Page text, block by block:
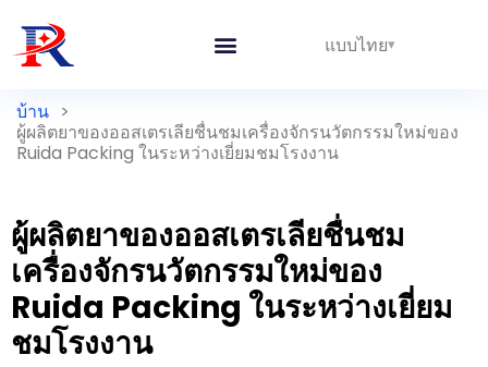
แบบไทย
บ้าน >
ผู้ผลิตยาของออสเตรเลียชื่นชมเครื่องจักรนวัตกรรมใหม่ของ
Ruida Packing ในระหว่างเยี่ยมชมโรงงาน
ผู้ผลิตยาของออสเตรเลียชื่นชม
เครื่องจักรนวัตกรรมใหม่ของ
Ruida Packing ในระหว่างเยี่ยม
ชมโรงงาน